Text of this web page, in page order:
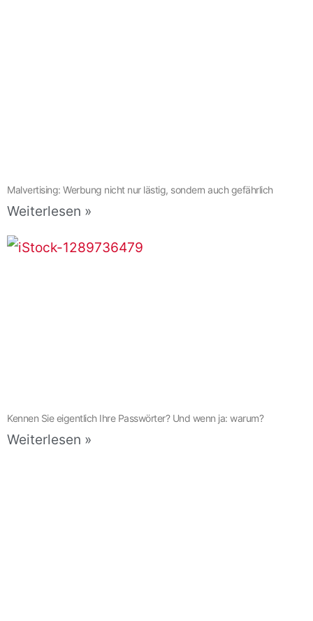
Malvertising: Werbung nicht nur lästig, sondern auch gefährlich
Weiterlesen »
Kennen Sie eigentlich Ihre Passwörter? Und wenn ja: warum?
Weiterlesen »